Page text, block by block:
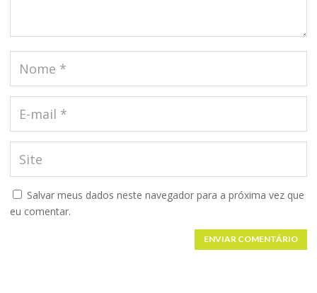
Salvar meus dados neste navegador para a próxima vez que
eu comentar.
ENVIAR COMENTÁRIO